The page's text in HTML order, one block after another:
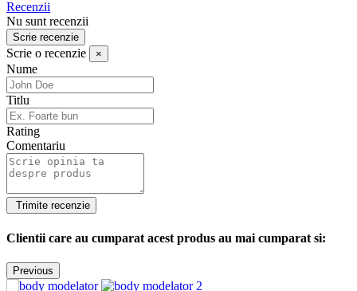
Recenzii
Nu sunt recenzii
Scrie recenzie
Scrie o recenzie ×
Nume
Titlu
Rating
Comentariu
Clientii care au cumparat acest produs au mai cumparat si:
Previous